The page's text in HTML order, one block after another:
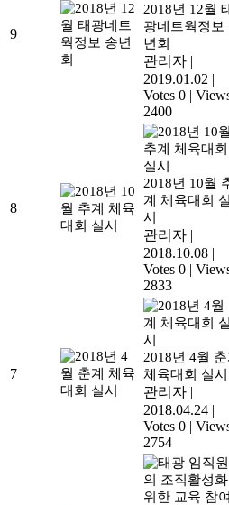
9
2018년 12월
광네트웍정보
년회
관리자 |
2019.01.02 |
Votes 0 |
2400
8
2018년 10월
계 체육대회 실
시
관리자 |
2018.10.08 |
Votes 0 |
2833
7
2018년 4월 춘
체육대회 실시
관리자 |
2018.04.24 |
Votes 0 |
2754